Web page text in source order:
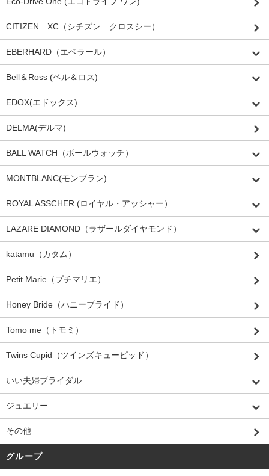
CITIZEN XC（シチズン クロスシー）
EBERHARD（エベラール）
Bell＆Ross (ベル＆ロス)
EDOX(エドックス)
DELMA(デルマ)
BALL WATCH（ボールウォッチ）
MONTBLANC(モンブラン)
ROYAL ASSCHER (ロイヤル・アッシャー）
LAZARE DIAMOND（ラザールダイヤモンド）
katamu（カタム）
Petit Marie（プチマリエ）
Honey Bride（ハニーブライド）
Tomo me（トモミ）
Twins Cupid（ツインズキューピッド）
いい夫婦ブライダル
ジュエリー
その他
グループ